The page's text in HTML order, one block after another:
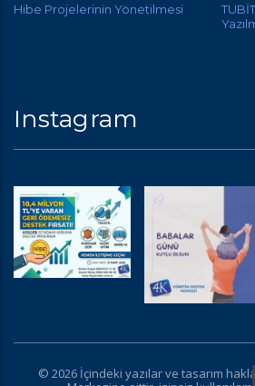
Hibe Projelerinin Yönetilmesi
Instagram
© 2026 İçindeki yazılar ve tasarım